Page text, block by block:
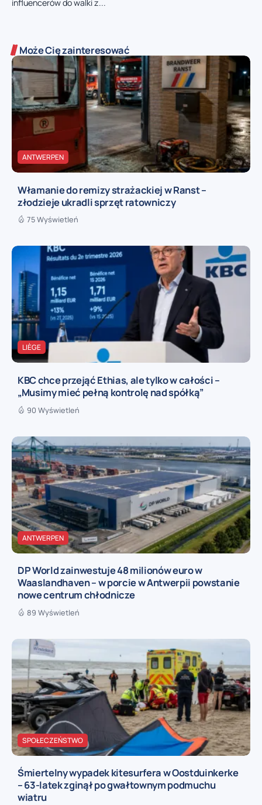
influencerów do walki z...
Może Cię zainteresować
ANTWERPEN
Włamanie do remizy strażackiej w Ranst –
złodzieje ukradli sprzęt ratowniczy
75 Wyświetleń
LIÈGE
KBC chce przejąć Ethias, ale tylko w całości –
„Musimy mieć pełną kontrolę nad spółką”
90 Wyświetleń
ANTWERPEN
DP World zainwestuje 48 milionów euro w
Waaslandhaven – w porcie w Antwerpii powstanie
nowe centrum chłodnicze
89 Wyświetleń
SPOŁECZEŃSTWO
Śmiertelny wypadek kitesurfera w Oostduinkerke
– 63-latek zginął po gwałtownym podmuchu
wiatru